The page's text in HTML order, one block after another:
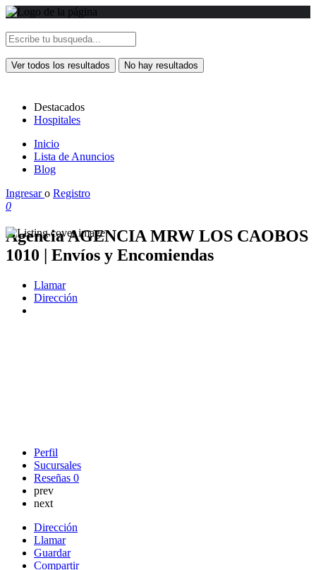
Ver todos los resultados No hay resultados
Destacados
Hospitales
Inicio
Lista de Anuncios
Blog
Ingresaro Registro
0
Agencia AGENCIA MRW LOS CAOBOS
1010 | Envíos y Encomiendas
Llamar
Dirección
Perfil
Sucursales
Reseñas 0
prev
next
Dirección
Llamar
Guardar
Compartir